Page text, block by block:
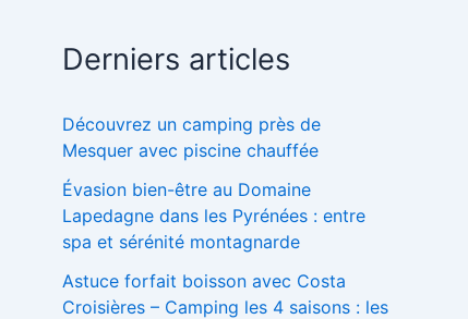
Derniers articles
Découvrez un camping près de
Mesquer avec piscine chauffée
Évasion bien-être au Domaine
Lapedagne dans les Pyrénées : entre
spa et sérénité montagnarde
Astuce forfait boisson avec Costa
Croisières – Camping les 4 saisons : les